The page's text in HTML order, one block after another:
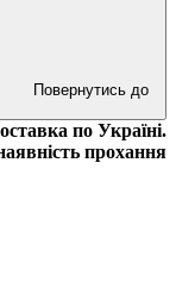
Повернутись до
по Україні.
прохання